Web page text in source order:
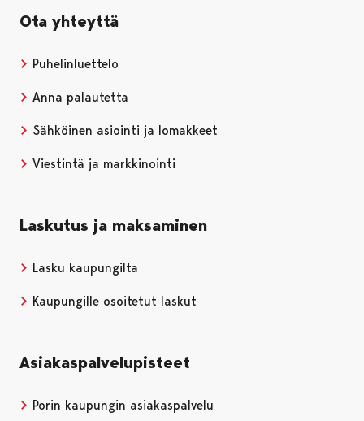
Ota yhteyttä
Puhelinluettelo
Anna palautetta
Sähköinen asiointi ja lomakkeet
Viestintä ja markkinointi
Laskutus ja maksaminen
Lasku kaupungilta
Kaupungille osoitetut laskut
Asiakaspalvelupisteet
Porin kaupungin asiakaspalvelu